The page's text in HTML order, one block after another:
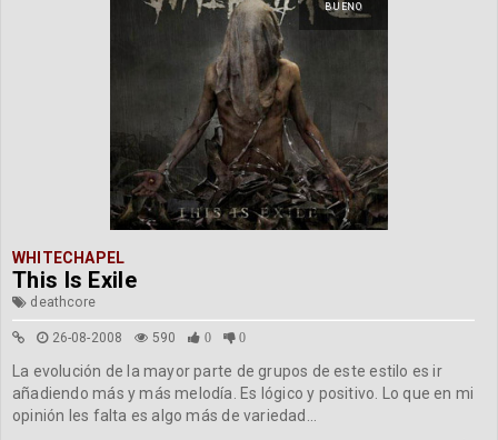
BUENO
WHITECHAPEL
This Is Exile
deathcore
26-08-2008 590 0 0
La evolución de la mayor parte de grupos de este estilo es ir
añadiendo más y más melodía. Es lógico y positivo. Lo que en mi
opinión les falta es algo más de variedad...